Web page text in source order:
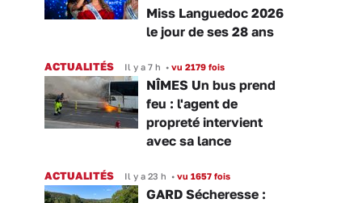
Miss Languedoc 2026
le jour de ses 28 ans
ACTUALITÉS Il y a 7 h • vu 2179 fois
NÎMES Un bus prend
feu : l'agent de
propreté intervient
avec sa lance
ACTUALITÉS Il y a 23 h • vu 1657 fois
GARD Sécheresse :